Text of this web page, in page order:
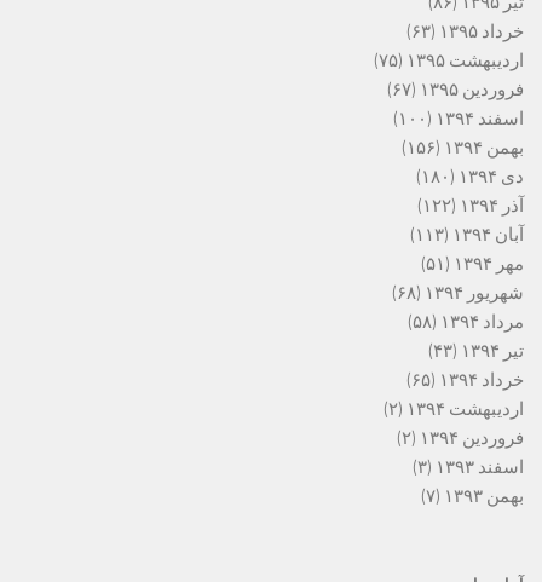
خرداد ۱۳۹۵
(۶۳)
اردیبهشت ۱۳۹۵
(۷۵)
فروردین ۱۳۹۵
(۶۷)
اسفند ۱۳۹۴
(۱۰۰)
بهمن ۱۳۹۴
(۱۵۶)
دی ۱۳۹۴
(۱۸۰)
آذر ۱۳۹۴
(۱۲۲)
آبان ۱۳۹۴
(۱۱۳)
مهر ۱۳۹۴
(۵۱)
شهریور ۱۳۹۴
(۶۸)
مرداد ۱۳۹۴
(۵۸)
تیر ۱۳۹۴
(۴۳)
خرداد ۱۳۹۴
(۶۵)
اردیبهشت ۱۳۹۴
(۲)
فروردین ۱۳۹۴
(۲)
اسفند ۱۳۹۳
(۳)
بهمن ۱۳۹۳
(۷)